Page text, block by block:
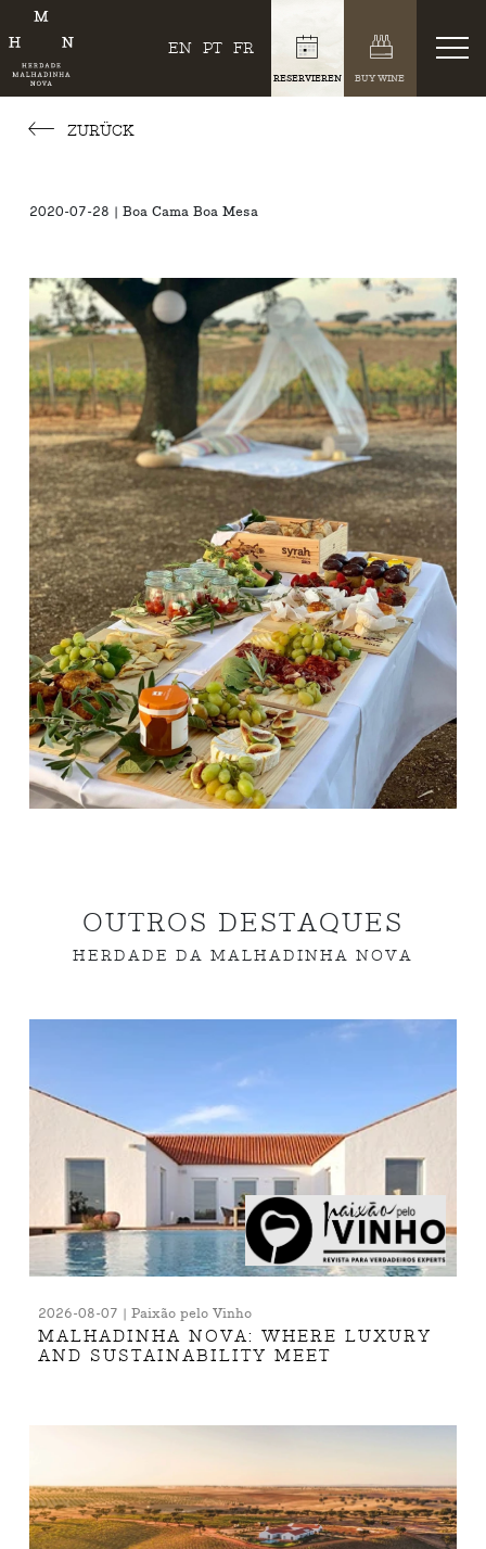
EN PT FR
RESERVIEREN BUY WINE
ZURÜCK
2020-07-28 | Boa Cama Boa Mesa
OUTROS DESTAQUES
HERDADE DA MALHADINHA NOVA
2026-08-07 | Paixão pelo Vinho
MALHADINHA NOVA: WHERE LUXURY
AND SUSTAINABILITY MEET